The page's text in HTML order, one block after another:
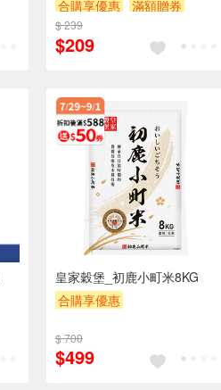
合購享優惠
滿額贈券
贈$200
$ 239
$209
皇家穀堡_初鹿小町米8KG
合購享優惠
贈$200
$ 700
$499